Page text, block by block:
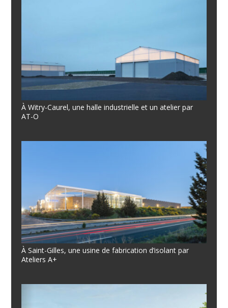
À Witry-Caurel, une halle industrielle et un atelier par
AT-O
À Saint-Gilles, une usine de fabrication d’isolant par
Ateliers A+